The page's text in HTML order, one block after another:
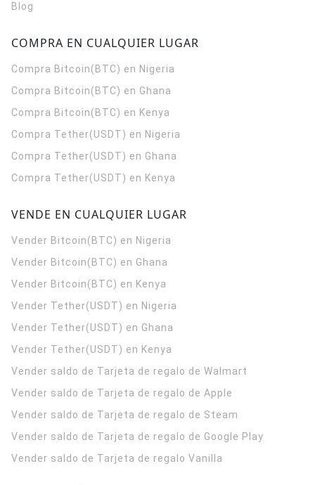
Blog
COMPRA EN CUALQUIER LUGAR
Compra Bitcoin(BTC) en Nigeria
Compra Bitcoin(BTC) en Ghana
Compra Bitcoin(BTC) en Kenya
Compra Tether(USDT) en Nigeria
Compra Tether(USDT) en Ghana
Compra Tether(USDT) en Kenya
VENDE EN CUALQUIER LUGAR
Vender Bitcoin(BTC) en Nigeria
Vender Bitcoin(BTC) en Ghana
Vender Bitcoin(BTC) en Kenya
Vender Tether(USDT) en Nigeria
Vender Tether(USDT) en Ghana
Vender Tether(USDT) en Kenya
Vender saldo de Tarjeta de regalo de Walmart
Vender saldo de Tarjeta de regalo de Apple
Vender saldo de Tarjeta de regalo de Steam
Vender saldo de Tarjeta de regalo de Google Play
Vender saldo de Tarjeta de regalo Vanilla